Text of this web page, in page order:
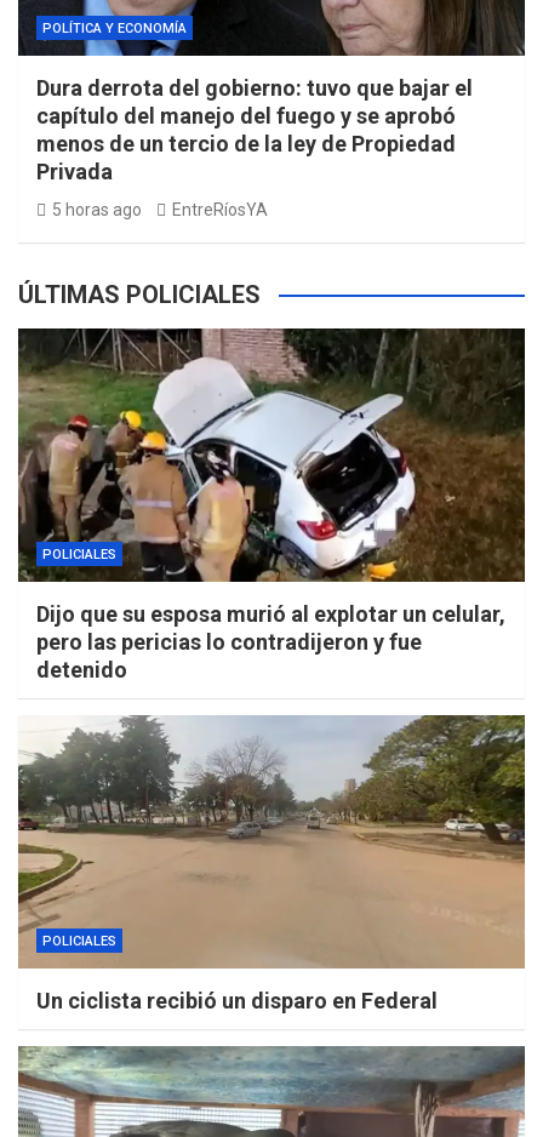
POLÍTICA Y ECONOMÍA
Dura derrota del gobierno: tuvo que bajar el
capítulo del manejo del fuego y se aprobó
menos de un tercio de la ley de Propiedad
Privada
5 horas ago EntreRíosYA
ÚLTIMAS POLICIALES
POLICIALES
Dijo que su esposa murió al explotar un celular,
pero las pericias lo contradijeron y fue
detenido
POLICIALES
Un ciclista recibió un disparo en Federal